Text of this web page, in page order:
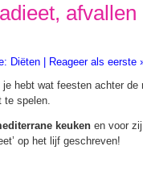
Diëten
Reageer als eerste
je hebt wat feesten achter
te spelen.
keuken en voor
op het lijf geschreven!